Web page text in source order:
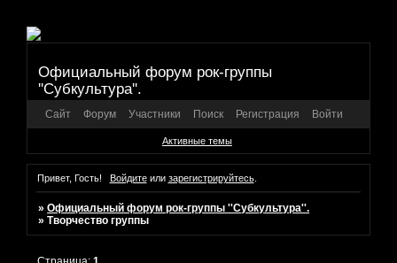
Официальный форум рок-группы
''Субкультура''.
Сайт Форум Участники Поиск Регистрация Войти
Активные темы
Привет, Гость! Войдитеили зарегистрируйтесь.
»Официальный форум рок-группы ''Субкультура''.
»Творчество группы